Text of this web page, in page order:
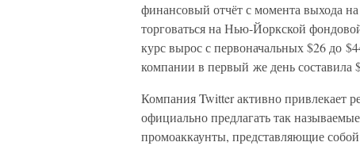
финансовый отчёт с момента выхода
торговаться на Нью-Йоркской
курс вырос с первоначальных $26 до
компании в первый же день составила
Компания Twitter активно привлекает
официально предлагать так
промоаккаунты, представляющие